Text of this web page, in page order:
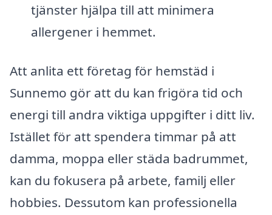
tjänster hjälpa till att minimera
allergener i hemmet.
Att anlita ett företag för hemstäd i
Sunnemo gör att du kan frigöra tid och
energi till andra viktiga uppgifter i ditt liv.
Istället för att spendera timmar på att
damma, moppa eller städa badrummet,
kan du fokusera på arbete, familj eller
hobbies. Dessutom kan professionella